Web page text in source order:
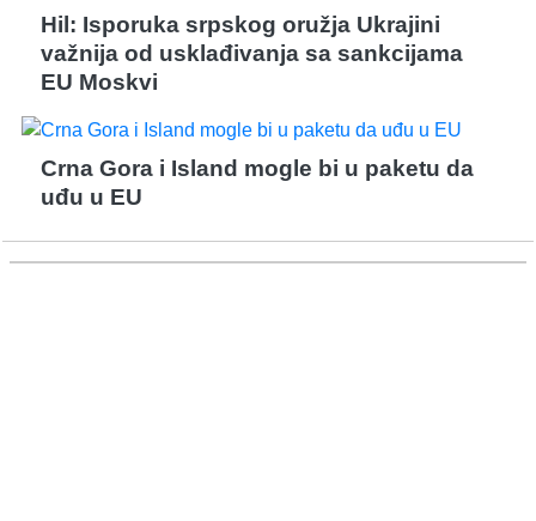
Hil: Isporuka srpskog oružja Ukrajini
važnija od usklađivanja sa sankcijama
EU Moskvi
Crna Gora i Island mogle bi u paketu da
uđu u EU